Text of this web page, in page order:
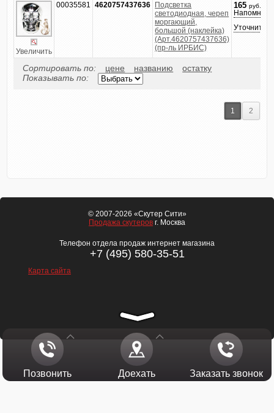
Увеличить
00035581 4620757437636
Подсветка
светодиодная, череп
моргающий,
большой (наклейка)
(Арт.4620757437636)
(пр-ль ИРБИС)
165 руб.
Напомнить
Уточнить
Сортировать по: цене названию
остатку
Показывать по:
1 2
© 2007-2026 «Скутер Сити»
Продажа скутеров г. Москва
Телефон отдела продаж интернет магазина
+7 (495) 580-35-51
Карта сайта
Позвонить Доехать Заказать звонок